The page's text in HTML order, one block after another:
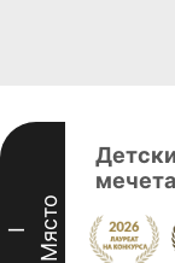
I Място